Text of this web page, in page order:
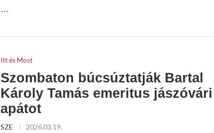
…
Itt és Most
Szombaton búcsúztatják Bartal
Károly Tamás emeritus jászóvári
apátot
SZE 2026.03.19.